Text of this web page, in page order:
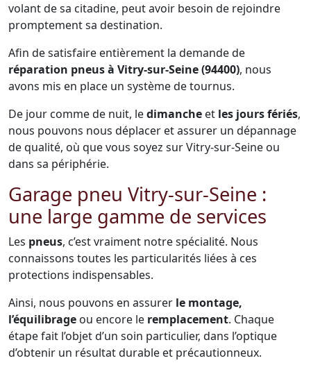
volant de sa citadine, peut avoir besoin de rejoindre
promptement sa destination.
Afin de satisfaire entièrement la demande de
réparation pneus à Vitry-sur-Seine (94400), nous
avons mis en place un système de tournus.
De jour comme de nuit, ledimanche et les jours fériés,
nous pouvons nous déplacer et assurer un dépannage
de qualité, où que vous soyez sur Vitry-sur-Seine ou
dans sa périphérie.
Garage pneu Vitry-sur-Seine :
une large gamme de services
Les pneus, c’est vraiment notre spécialité. Nous
connaissons toutes les particularités liées à ces
protections indispensables.
Ainsi, nous pouvons en assurer le montage,
l’équilibrage ou encore le remplacement. Chaque
étape fait l’objet d’un soin particulier, dans l’optique
d’obtenir un résultat durable et précautionneux.